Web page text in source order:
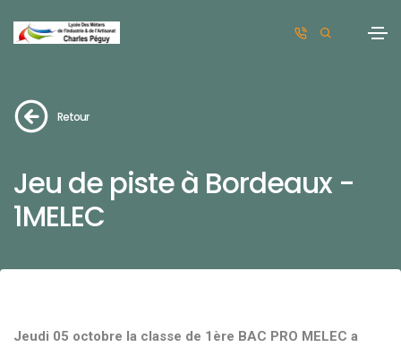
Retour
Jeu de piste à Bordeaux -
1MELEC
Jeudi 05 octobre la classe de 1ère BAC PRO MELEC a